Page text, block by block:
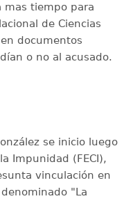
mas tiempo para
de Ciencias
documentos
o no al acusado.
se inicio luego
Impunidad (FECI),
vinculación en
"La